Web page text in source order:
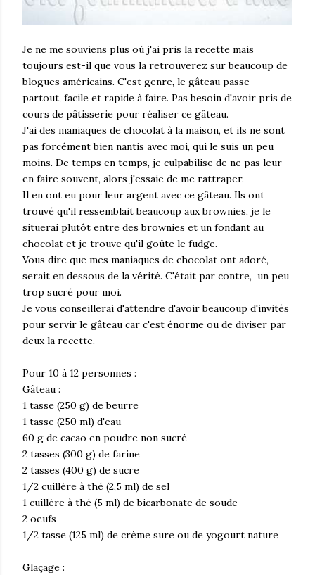
Je ne me souviens plus où j'ai pris la recette mais
toujours est-il que vous la retrouverez sur beaucoup de
blogues américains. C'est genre, le gâteau passe-
partout, facile et rapide à faire. Pas besoin d'avoir pris de
cours de pâtisserie pour réaliser ce gâteau.
J'ai des maniaques de chocolat à la maison, et ils ne sont
pas forcément bien nantis avec moi, qui le suis un peu
moins. De temps en temps, je culpabilise de ne pas leur
en faire souvent, alors j'essaie de me rattraper.
Il en ont eu pour leur argent avec ce gâteau. Ils ont
trouvé qu'il ressemblait beaucoup aux brownies, je le
situerai plutôt entre des brownies et un fondant au
chocolat et je trouve qu'il goûte le fudge.
Vous dire que mes maniaques de chocolat ont adoré,
serait en dessous de la vérité. C'était par contre, un peu
trop sucré pour moi.
Je vous conseillerai d'attendre d'avoir beaucoup d'invités
pour servir le gâteau car c'est énorme ou de diviser par
deux la recette.
Pour 10 à 12 personnes :
Gâteau :
1 tasse (250 g) de beurre
1 tasse (250 ml) d'eau
60 g de cacao en poudre non sucré
2 tasses (300 g) de farine
2 tasses (400 g) de sucre
1/2 cuillère à thé (2,5 ml) de sel
1 cuillère à thé (5 ml) de bicarbonate de soude
2 oeufs
1/2 tasse (125 ml) de crème sure ou de yogourt nature
Glaçage :